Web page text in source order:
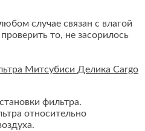
случае связан с влагой
то, не засорилось
Митсубиси Делика Cargo
фильтра.
относительно